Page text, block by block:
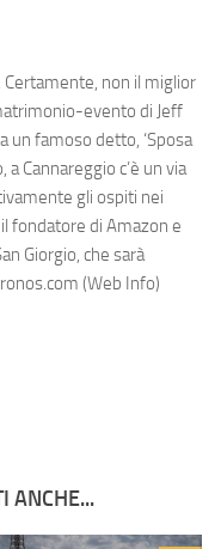
non il miglior
evento di Jeff
un famoso detto, ‘Sposa
Cannareggio c’è un via
gli ospiti nei
fondatore di Amazon e
Giorgio, che sarà
(Web Info)
ANCHE...